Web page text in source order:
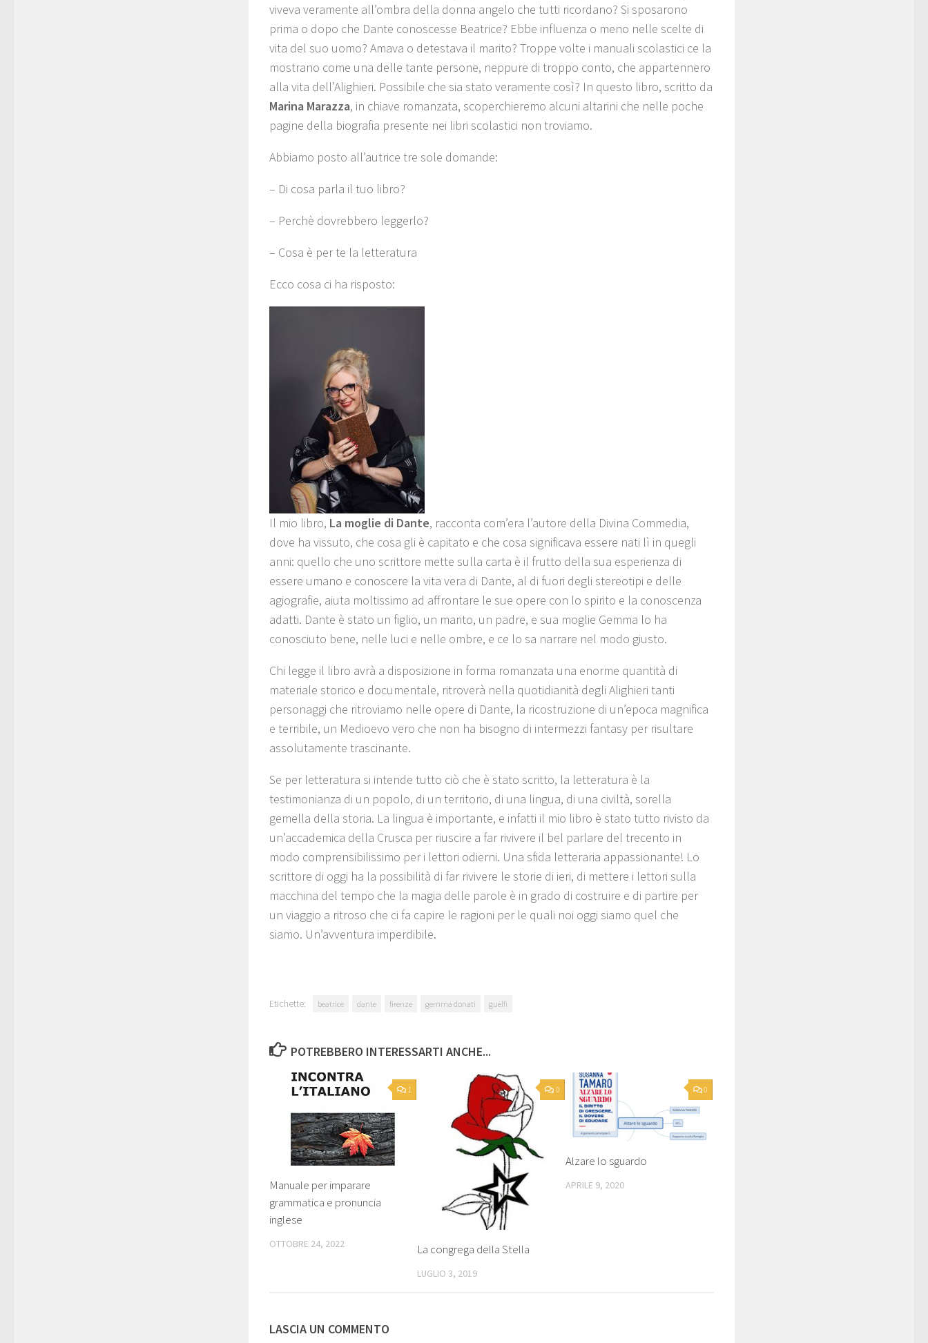
viveva veramente all’ombra della donna angelo che tutti ricordano? Si sposarono
prima o dopo che Dante conoscesse Beatrice? Ebbe influenza o meno nelle scelte di
vita del suo uomo? Amava o detestava il marito? Troppe volte i manuali scolastici ce la
mostrano come una delle tante persone, neppure di troppo conto, che appartennero
alla vita dell’Alighieri. Possibile che sia stato veramente così? In questo libro, scritto da
Marina Marazza, in chiave romanzata, scoperchieremo alcuni altarini che nelle poche
pagine della biografia presente nei libri scolastici non troviamo.
Abbiamo posto all’autrice tre sole domande:
– Di cosa parla il tuo libro?
– Perchè dovrebbero leggerlo?
– Cosa è per te la letteratura
Ecco cosa ci ha risposto:
Il mio libro, La moglie di Dante, racconta com’era l’autore della Divina Commedia,
dove ha vissuto, che cosa gli è capitato e che cosa significava essere nati lì in quegli
anni: quello che uno scrittore mette sulla carta è il frutto della sua esperienza di
essere umano e conoscere la vita vera di Dante, al di fuori degli stereotipi e delle
agiografie, aiuta moltissimo ad affrontare le sue opere con lo spirito e la conoscenza
adatti. Dante è stato un figlio, un marito, un padre, e sua moglie Gemma lo ha
conosciuto bene, nelle luci e nelle ombre, e ce lo sa narrare nel modo giusto.
Chi legge il libro avrà a disposizione in forma romanzata una enorme quantità di
materiale storico e documentale, ritroverà nella quotidianità degli Alighieri tanti
personaggi che ritroviamo nelle opere di Dante, la ricostruzione di un’epoca magnifica
e terribile, un Medioevo vero che non ha bisogno di intermezzi fantasy per risultare
assolutamente trascinante.
Se per letteratura si intende tutto ciò che è stato scritto, la letteratura è la
testimonianza di un popolo, di un territorio, di una lingua, di una civiltà, sorella
gemella della storia. La lingua è importante, e infatti il mio libro è stato tutto rivisto da
un’accademica della Crusca per riuscire a far rivivere il bel parlare del trecento in
modo comprensibilissimo per i lettori odierni. Una sfida letteraria appassionante! Lo
scrittore di oggi ha la possibilità di far rivivere le storie di ieri, di mettere i lettori sulla
macchina del tempo che la magia delle parole è in grado di costruire e di partire per
un viaggio a ritroso che ci fa capire le ragioni per le quali noi oggi siamo quel che
siamo. Un’avventura imperdibile.
Etichette: beatrice dante firenze gemma donati guelfi
POTREBBERO INTERESSARTI ANCHE...
1
Manuale per imparare
grammatica e pronuncia
inglese
OTTOBRE 24, 2022
0
La congrega della Stella
LUGLIO 3, 2019
0
Alzare lo sguardo
APRILE 9, 2020
LASCIA UN COMMENTO